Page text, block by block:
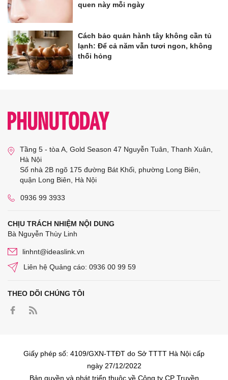
quen này mỗi ngày
Cách bảo quản hành tây không cần tủ
lạnh: Để cả năm vẫn tươi ngon, không
thối hỏng
Tầng 5 - tòa A, Gold Season 47 Nguyễn Tuân, Thanh Xuân,
Hà Nội
Số nhà 2B ngõ 175 đường Bát Khối, phường Long Biên,
quận Long Biên, Hà Nội
0936 99 3933
CHỊU TRÁCH NHIỆM NỘI DUNG
Bà Nguyễn Thùy Linh
linhnt@ideaslink.vn
Liên hệ Quảng cáo: 0936 00 99 59
THEO DÕI CHÚNG TÔI
Giấy phép số: 4109/GXN-TTĐT do Sở TTTT Hà Nội cấp
ngày 27/12/2022
Bản quyền và phát triển thuộc về Công ty CP Truyền